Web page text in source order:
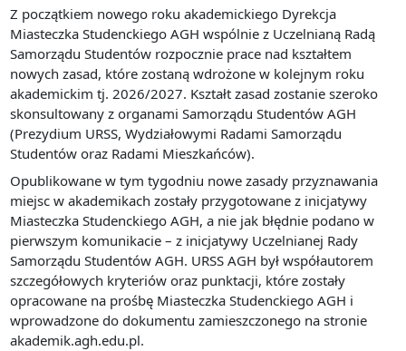
Z początkiem nowego roku akademickiego Dyrekcja
Miasteczka Studenckiego AGH wspólnie z Uczelnianą Radą
Samorządu Studentów rozpocznie prace nad kształtem
nowych zasad, które zostaną wdrożone w kolejnym roku
akademickim tj. 2026/2027. Kształt zasad zostanie szeroko
skonsultowany z organami Samorządu Studentów AGH
(Prezydium URSS, Wydziałowymi Radami Samorządu
Studentów oraz Radami Mieszkańców).
Opublikowane w tym tygodniu nowe zasady przyznawania
miejsc w akademikach zostały przygotowane z inicjatywy
Miasteczka Studenckiego AGH, a nie jak błędnie podano w
pierwszym komunikacie – z inicjatywy Uczelnianej Rady
Samorządu Studentów AGH. URSS AGH był współautorem
szczegółowych kryteriów oraz punktacji, które zostały
opracowane na prośbę Miasteczka Studenckiego AGH i
wprowadzone do dokumentu zamieszczonego na stronie
akademik.agh.edu.pl.